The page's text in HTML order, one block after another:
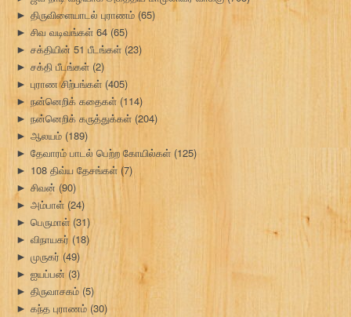
► திருவிளையாடல் புராணம் (65)
► சிவ வடிவங்கள் 64 (65)
► சக்தியின் 51 பீடங்கள் (23)
► சக்தி பீடங்கள் (2)
► புராண சிற்பங்கள் (405)
► நன்னெறிக் கதைகள் (114)
► நன்னெறிக் கருத்துக்கள் (204)
► ஆலயம் (189)
► தேவாரம் பாடல் பெற்ற கோயில்கள் (125)
► 108 திவ்ய தேசங்கள் (7)
► சிவன் (90)
► அம்பாள் (24)
► பெருமாள் (31)
► விநாயகர் (18)
► முருகர் (49)
► ஐயப்பன் (3)
► திருவாசகம் (5)
► கந்த புராணம் (30)